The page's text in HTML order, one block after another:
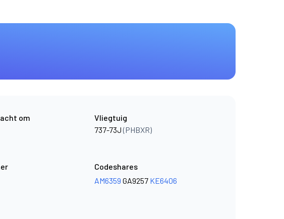
om
Vliegtuig
737-73J(PHBXR)
Codeshares
AM6359 GA9257 KE6406